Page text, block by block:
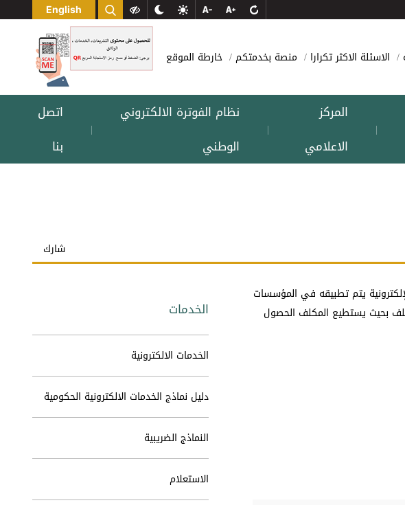
English
الاسئلة الاكثر تكرارا منصة بخدمتكم خارطة الموقع
|
المركز
الاعلامي
|
نظام الفوترة الالكتروني
الوطني
|
اتصل
بنا
شارك
2005 والذي يعتبر أول برنامج للحكومة الإلكترونية يتم تطبيقه في المؤسسات
بحيث يستطيع المكلف الحصول
الخدمات
الخدمات الالكترونية
دليل نماذج الخدمات الالكترونية الحكومية
النماذج الضريبية
الاستعلام